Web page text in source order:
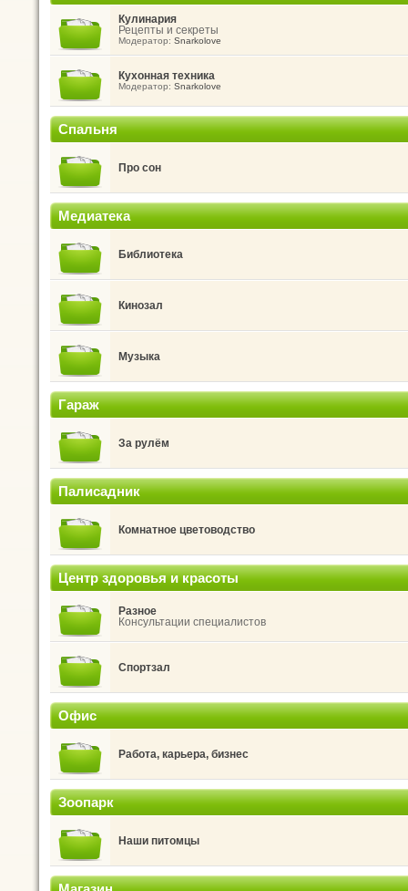
Кулинария
Рецепты и секреты
Модератор: Snarkolove
Кухонная техника
Модератор: Snarkolove
Спальня
Про сон
Медиатека
Библиотека
Кинозал
Музыка
Гараж
За рулём
Палисадник
Комнатное цветоводство
Центр здоровья и красоты
Разное
Консультации специалистов
Спортзал
Офис
Работа, карьера, бизнес
Зоопарк
Наши питомцы